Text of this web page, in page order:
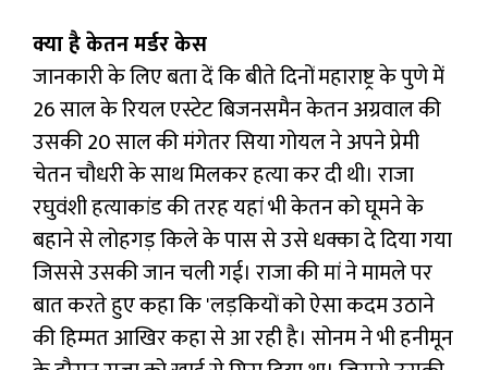
क्या है केतन मर्डर केस
जानकारी के लिए बता दें कि बीते दिनों महाराष्ट्र के पुणे में
26 साल के रियल एस्टेट बिजनसमैन केतन अग्रवाल की
उसकी 20 साल की मंगेतर सिया गोयल ने अपने प्रेमी
चेतन चौधरी के साथ मिलकर हत्या कर दी थी। राजा
रघुवंशी हत्याकांड की तरह यहां भी केतन को घूमने के
बहाने से लोहगड़ किले के पास से उसे धक्का दे दिया गया
जिससे उसकी जान चली गई। राजा की मां ने मामले पर
बात करते हुए कहा कि 'लड़कियों को ऐसा कदम उठाने
की हिम्मत आखिर कहा से आ रही है। सोनम ने भी हनीमून